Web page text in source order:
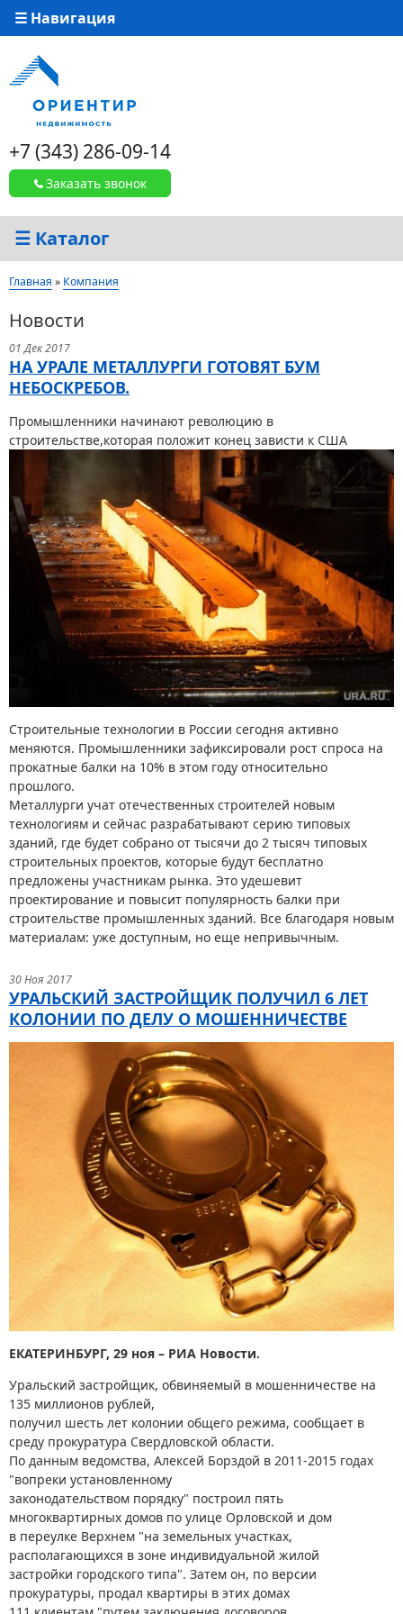
☰ Навигация
+7 (343) 286-09-14
Заказать звонок
☰ Каталог
Вы здесь
Главная » Компания
Новости
01 Дек 2017
НА УРАЛЕ МЕТАЛЛУРГИ ГОТОВЯТ БУМ
НЕБОСКРЕБОВ.
Промышленники начинают революцию в
строительстве,которая положит конец зависти к США
Строительные технологии в России сегодня активно
меняются. Промышленники зафиксировали рост спроса на
прокатные балки на 10% в этом году относительно
прошлого.
Металлурги учат отечественных строителей новым
технологиям и сейчас разрабатывают серию типовых
зданий, где будет собрано от тысячи до 2 тысяч типовых
строительных проектов, которые будут бесплатно
предложены участникам рынка. Это удешевит
проектирование и повысит популярность балки при
строительстве промышленных зданий. Все благодаря новым
материалам: уже доступным, но еще непривычным.
30 Ноя 2017
УРАЛЬСКИЙ ЗАСТРОЙЩИК ПОЛУЧИЛ 6 ЛЕТ
КОЛОНИИ ПО ДЕЛУ О МОШЕННИЧЕСТВЕ
ЕКАТЕРИНБУРГ, 29 ноя – РИА Новости.
Уральский застройщик, обвиняемый в мошенничестве на
135 миллионов рублей,
получил шесть лет колонии общего режима, сообщает в
среду прокуратура Свердловской области.
По данным ведомства, Алексей Борздой в 2011-2015 годах
"вопреки установленному
законодательством порядку" построил пять
многоквартирных домов по улице Орловской и дом
в переулке Верхнем "на земельных участках,
располагающихся в зоне индивидуальной жилой
застройки городского типа". Затем он, по версии
прокуратуры, продал квартиры в этих домах
Страницы